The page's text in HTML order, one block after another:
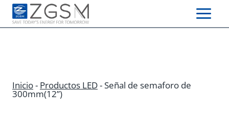
Skip
Inicio- Productos LED-Señal de semaforo de
300mm(12”)